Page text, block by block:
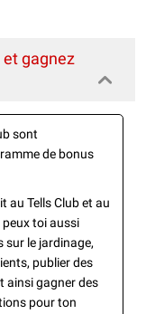
gagnez
sont
de bonus
au Tells Club et au
toi aussi
sur le jardinage,
publier des
ainsi gagner des
pour ton